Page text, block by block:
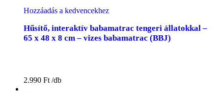
Hozzáadás a kedvencekhez
Hűsítő, interaktív babamatrac tengeri állatokkal –
65 x 48 x 8 cm – vizes babamatrac (BBJ)
2.990 Ft